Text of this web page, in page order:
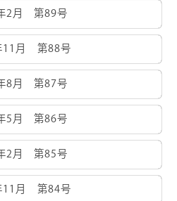
2月 第89号
11月 第88号
8月 第87号
5月 第86号
2月 第85号
11月 第84号